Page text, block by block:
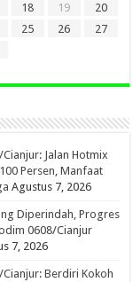
18 19
20
25 26
27
Jalan Hotmix
Persen, Manfaat
Agustus 7, 2026
Diperindah, Progres
0608/Cianjur
7, 2026
Berdiri Kokoh